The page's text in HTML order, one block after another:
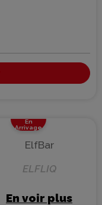
En
Arrivage
ElfBar
ELFLIQ
En voir plus